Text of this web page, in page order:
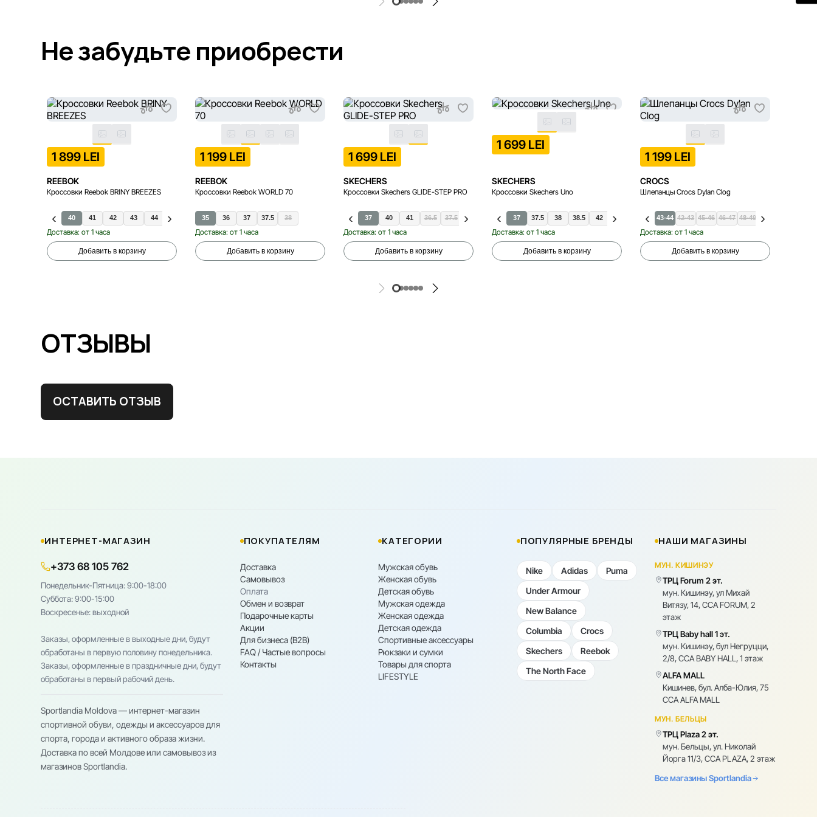
Не забудьте приобрести
1 899 LEI
REEBOK
Кроссовки Reebok BRINY BREEZES
40 41 42 43 44
Доставка: от 1 часа
Добавить в корзину
1 199 LEI
REEBOK
Кроссовки Reebok WORLD 70
35 36 37 37.5 38
Доставка: от 1 часа
Добавить в корзину
1 699 LEI
SKECHERS
Кроссовки Skechers GLIDE-STEP PRO
37 40 41 36.5 37.5 38.5 39 39.5
Доставка: от 1 часа
Добавить в корзину
1 699 LEI
SKECHERS
Кроссовки Skechers Uno
37 37.5 38 38.5 42 36.5 39.5 40 41
Доставка: от 1 часа
Добавить в корзину
1 199 LEI
CROCS
Шлепанцы Crocs Dylan Clog
41-42 43-44 42-43 45-46 46-47 48-49
Доставка: от 1 часа
Добавить в корзину
ОТЗЫВЫ
ОСТАВИТЬ ОТЗЫВ
ИНТЕРНЕТ-МАГАЗИН
+373 68 105 762
Понедельник-Пятница: 9:00-18:00
Cуббота: 9:00-15:00
Воскресенье: выходной
Заказы, оформленные в выходные дни, будут
обработаны в первую половину понедельника.
Заказы, оформленные в праздничные дни, будут
обработаны в первый рабочий день.
Sportlandia Moldova — интернет-магазин
спортивной обуви, одежды и аксессуаров для
спорта, города и активного образа жизни.
Доставка по всей Молдове или самовывоз из
магазинов Sportlandia.
ПОКУПАТЕЛЯМ
Доставка
Самовывоз
Оплата
Обмен и возврат
Подарочные карты
Акции
Для бизнеса (B2B)
FAQ / Частые вопросы
Контакты
КАТЕГОРИИ
Мужская обувь
Женская обувь
Детская обувь
Мужская одежда
Женская одежда
Детская одежда
Спортивные аксессуары
Рюкзаки и сумки
Товары для спорта
LIFESTYLE
ПОПУЛЯРНЫЕ БРЕНДЫ
Nike Adidas
Puma
Under Armour
New Balance
Columbia
Crocs
Skechers
Reebok
The North Face
НАШИ МАГАЗИНЫ
МУН. КИШИНЭУ
ТРЦ Forum 2 эт.
мун. Кишинэу, ул Михай
Витязу, 14, CCA FORUM, 2
этаж
ТРЦ Baby hall 1 эт.
мун. Кишинэу, бул Негруцци,
2/8, CCA BABY HALL, 1 этаж
ALFA MALL
Кишинев, бул. Алба-Юлия, 75
CCA ALFA MALL
МУН. БЕЛЬЦЫ
ТРЦ Plaza 2 эт.
мун. Бельцы, ул. Николай
Йорга 11/3, CCA PLAZA, 2 этаж
Все магазины Sportlandia